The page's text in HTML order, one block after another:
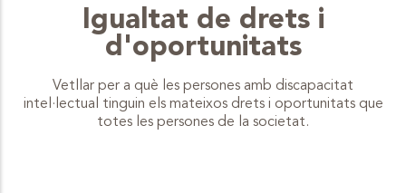
Igualtat de drets i
d'oportunitats
Vetllar per a què les persones amb discapacitat
intel·lectual tinguin els mateixos drets i oportunitats que
totes les persones de la societat.